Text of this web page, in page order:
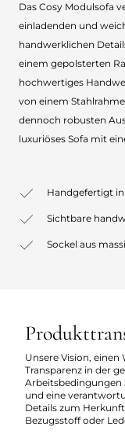
Das Cosy Modulsofa
einladenden und
handwerklichen
einem gepolsterten
hochwertiges
von einem
dennoch robusten
luxuriöses Sofa mit
Handgefertigt
Sichtbare
Sockel aus
Unsere Vision,
Transparenz in der
Arbeitsbedingungen
und eine
Details zum
Bezugsstoff oder